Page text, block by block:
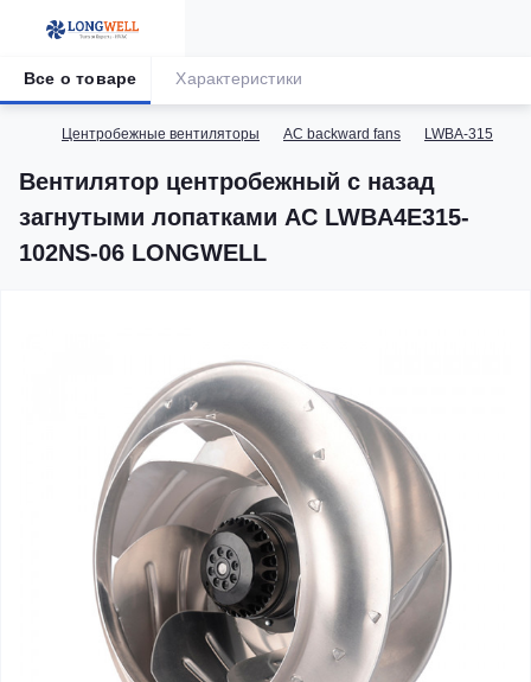
Центробежные вентиляторы AC backward fans LWBA-315
Вентилятор центробежный с назад
загнутыми лопатками AC LWBA4E315-
102NS-06 LONGWELL
Все о товаре Характеристики